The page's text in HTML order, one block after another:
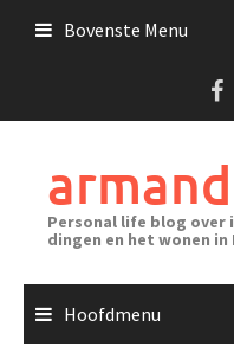
Bovenste Menu
Personal life blog over
dingen en het wonen in
Hoofdmenu